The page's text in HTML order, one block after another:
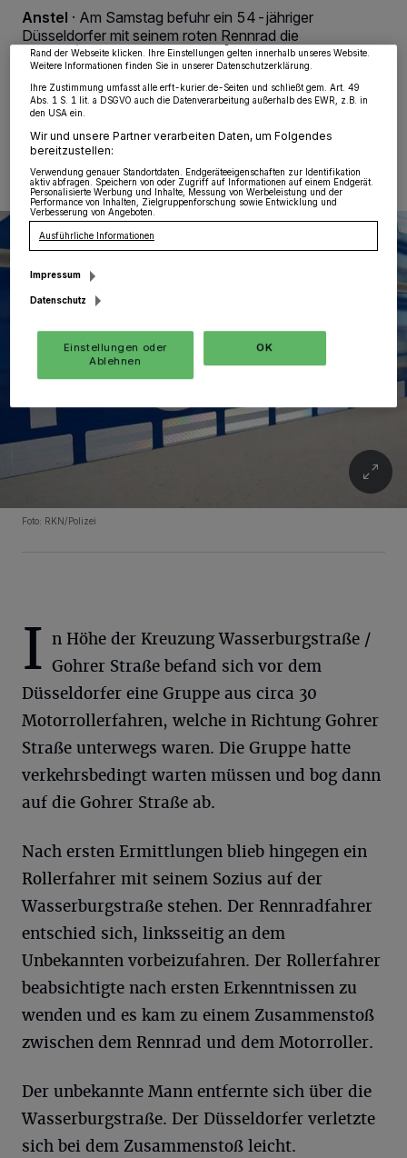
Anstel · Am Samstag befuhr ein 54-jähriger
Düsseldorfer mit seinem roten Rennrad die
Wasserburgstraße in Anstel.
01.09.2025 , 15:39 Uhr Eine Minute Lesezeit
Foto: RKN/Polizei
I n Höhe der Kreuzung Wasserburgstraße /
Gohrer Straße befand sich vor dem
Düsseldorfer eine Gruppe aus circa 30
Motorrollerfahren, welche in Richtung Gohrer
Straße unterwegs waren. Die Gruppe hatte
verkehrsbedingt warten müssen und bog dann
auf die Gohrer Straße ab.
Nach ersten Ermittlungen blieb hingegen ein
Rollerfahrer mit seinem Sozius auf der
Wasserburgstraße stehen. Der Rennradfahrer
entschied sich, linksseitig an dem
Unbekannten vorbeizufahren. Der Rollerfahrer
beabsichtigte nach ersten Erkenntnissen zu
wenden und es kam zu einem Zusammenstoß
zwischen dem Rennrad und dem Motorroller.
Der unbekannte Mann entfernte sich über die
Wasserburgstraße. Der Düsseldorfer verletzte
sich bei dem Zusammenstoß leicht.
möglicherweise nicht mehr so relevant für Sie. Sie können dieses Menü jederzeit
wieder aufrufen, um Ihre Einstellungen zu ändern oder Ihre Einwilligung zu
widerrufen, indem Sie auf den Link Einstellungen oder Ablehnen am unteren
Rand der Webseite klicken. Ihre Einstellungen gelten innerhalb unseres Website.
Weitere Informationen finden Sie in unserer Datenschutzerklärung.
Ihre Zustimmung umfasst alle erft-kurier.de-Seiten und schließt gem. Art. 49
Abs. 1 S. 1 lit. a DSGVO auch die Datenverarbeitung außerhalb des EWR, z.B. in
den USA ein.
Wir und unsere Partner verarbeiten Daten, um Folgendes
bereitzustellen:
Verwendung genauer Standortdaten. Endgeräteeigenschaften zur Identifikation
aktiv abfragen. Speichern von oder Zugriff auf Informationen auf einem Endgerät.
Personalisierte Werbung und Inhalte, Messung von Werbeleistung und der
Performance von Inhalten, Zielgruppenforschung sowie Entwicklung und
Verbesserung von Angeboten.
Ausführliche Informationen
Impressum
Datenschutz
Einstellungen oder
Ablehnen
OK